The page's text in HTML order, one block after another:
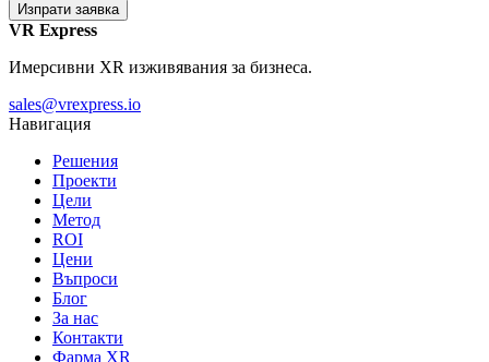
Изпрати заявка
VR Express
Имерсивни XR изживявания за бизнеса.
sales@vrexpress.io
Навигация
Решения
Проекти
Цели
Метод
ROI
Цени
Въпроси
Блог
За нас
Контакти
Фарма XR